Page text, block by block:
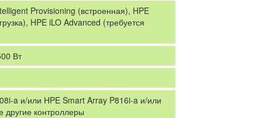
Provisioning (встроенная), HPE
HPE iLO Advanced (требуется
Вт
a и/или HPE Smart Array P816i-a и/или
другие контроллеры